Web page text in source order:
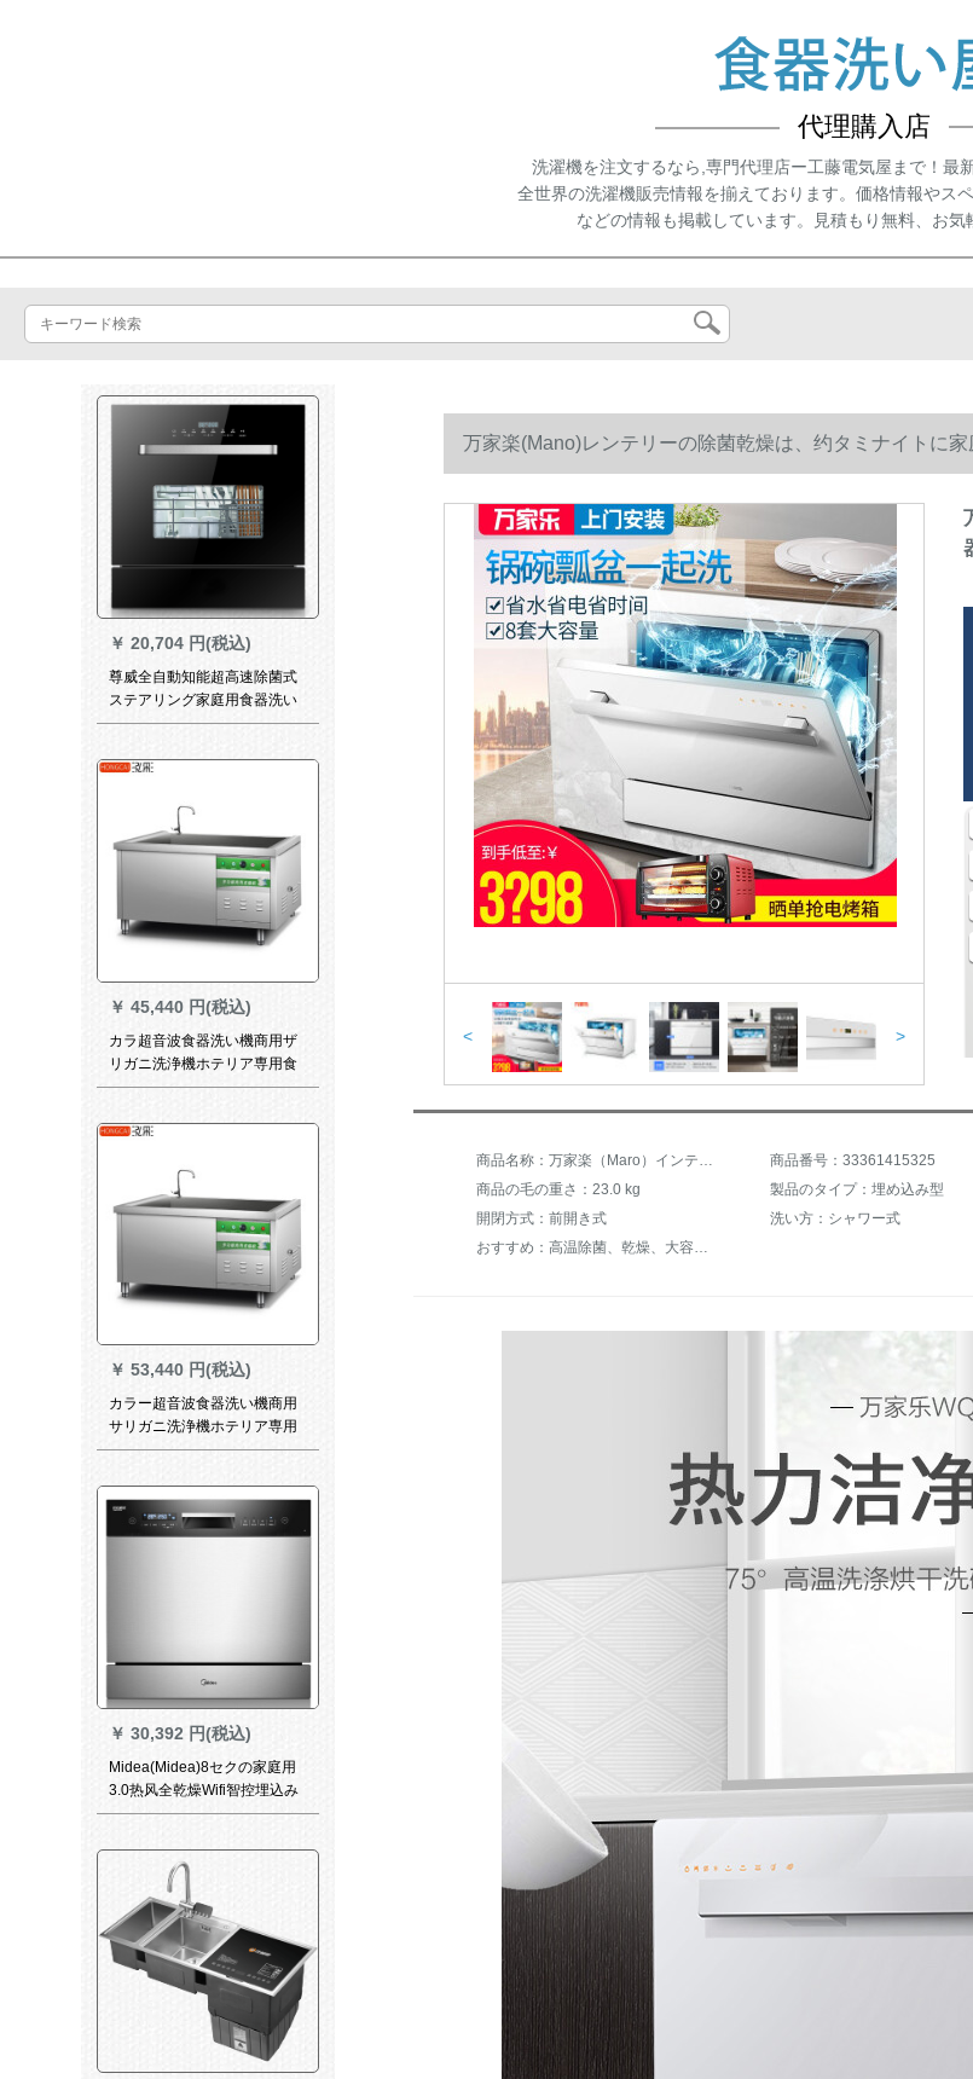
代理購入店
洗濯機を注文するなら,専門代理店ー工藤電気屋まで！最
全世界の洗濯機販売情報を揃えております。価格情報やス
などの情報も掲載しています。見積もり無料、お気
￥ 20,704 円(税込)
尊威全自動知能超高速除菌式
ステアリング家庭用食器洗い
機極夜黒X-06
￥ 45,440 円(税込)
カラ超音波食器洗い機商用ザ
リガニ洗浄機ホテリア専用食
器洗い機1.8メトルの標準装備
￥ 53,440 円(税込)
カラー超音波食器洗い機商用
サリガニ洗浄機ホテリア専用
食器洗い機1.8メトルの標準装
溝
￥ 30,392 円(税込)
Midea(Midea)8セクの家庭用
3.0热风全乾燥Wifi智控埋込み
除菌洗浄机X 4-S
万家楽(Mano)レンテリーの除菌乾燥は、约タミナイトに
水。
< >
商品名称：万家楽（Maro）インテリジェント除菌乾燥予約タイミングテーブル埋め込み家庭用食器洗い機8セット洗えるWQP 6-L 3（C）省水。 商品番号：33361415325
商品の毛の重さ：23.0 kg
製品のタイプ：埋め込み型
開閉方式：前開き式
洗い方：シャワー式
おすすめ：高温除菌、乾燥、大容量、予約タイミング